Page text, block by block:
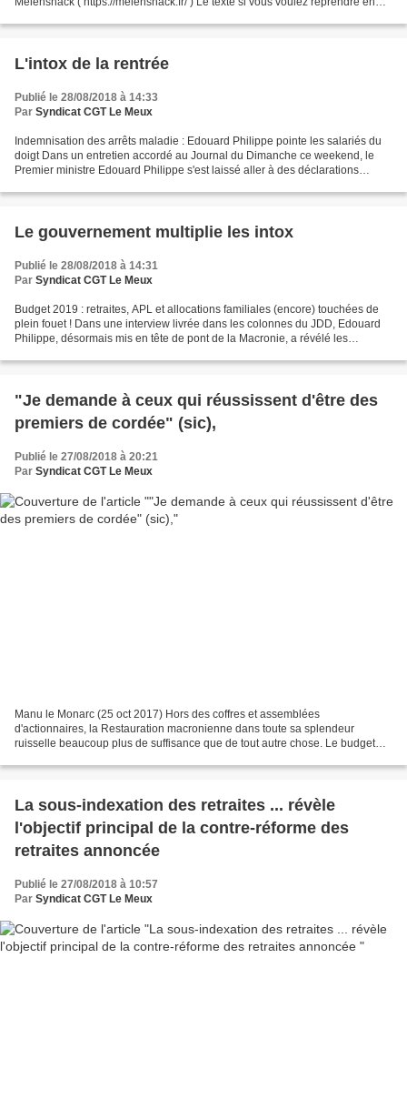
L'intox de la rentrée
Publié le 28/08/2018 à 14:33
Par Syndicat CGT Le Meux
Indemnisation des arrêts maladie : Edouard Philippe pointe les salariés du
doigt Dans un entretien accordé au Journal du Dimanche ce weekend, le
Premier ministre Edouard Philippe s'est laissé aller à des déclarations
Le gouvernement multiplie les intox
Publié le 28/08/2018 à 14:31
Par Syndicat CGT Le Meux
Budget 2019 : retraites, APL et allocations familiales (encore) touchées de
plein fouet ! Dans une interview livrée dans les colonnes du JDD, Edouard
Philippe, désormais mis en tête de pont de la Macronie, a révélé les
"Je demande à ceux qui réussissent d'être des
premiers de cordée" (sic),
Publié le 27/08/2018 à 20:21
Par Syndicat CGT Le Meux
Manu le Monarc (25 oct 2017) Hors des coffres et assemblées
d'actionnaires, la Restauration macronienne dans toute sa splendeur
ruisselle beaucoup plus de suffisance que de tout autre chose. Le budget
La sous-indexation des retraites ... révèle
l'objectif principal de la contre-réforme des
retraites annoncée
Publié le 27/08/2018 à 10:57
Par Syndicat CGT Le Meux